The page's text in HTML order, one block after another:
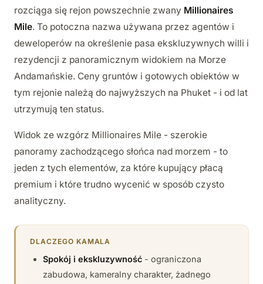
rozciąga się rejon powszechnie zwany Millionaires
Mile. To potoczna nazwa używana przez agentów i
deweloperów na określenie pasa ekskluzywnych willi i
rezydencji z panoramicznym widokiem na Morze
Andamańskie. Ceny gruntów i gotowych obiektów w
tym rejonie należą do najwyższych na Phuket - i od lat
utrzymują ten status.
Widok ze wzgórz Millionaires Mile - szerokie
panoramy zachodzącego słońca nad morzem - to
jeden z tych elementów, za które kupujący płacą
premium i które trudno wycenić w sposób czysto
analityczny.
DLACZEGO KAMALA
Spokój i ekskluzywność - ograniczona
zabudowa, kameralny charakter, żadnego